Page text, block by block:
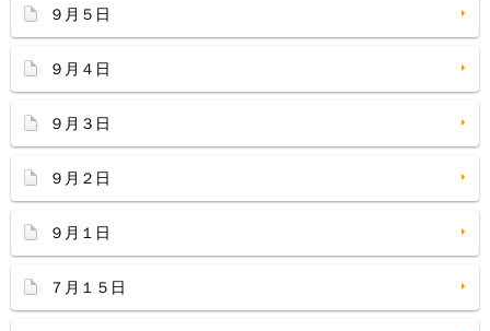
９月５日
９月４日
９月３日
９月２日
９月１日
７月１５日